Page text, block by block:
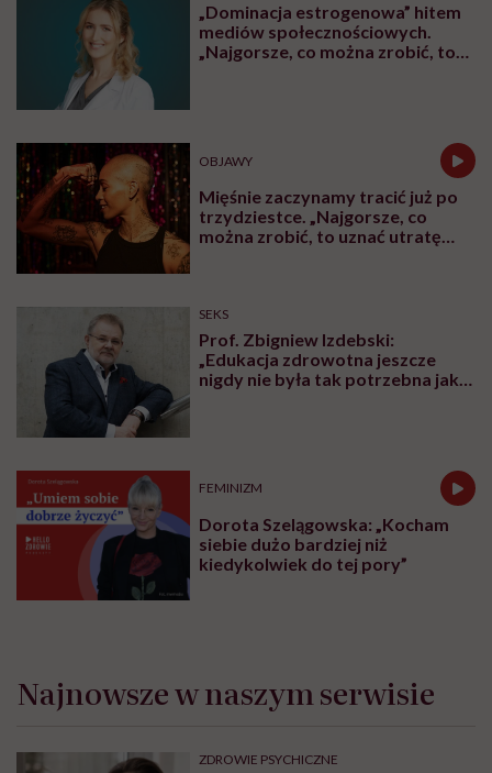
„Dominacja estrogenowa” hitem
mediów społecznościowych.
„Najgorsze, co można zrobić, to
OBJAWY
Mięśnie zaczynamy tracić już po
trzydziestce. „Najgorsze, co
można zrobić, to uznać utratę
SEKS
Prof. Zbigniew Izdebski:
„Edukacja zdrowotna jeszcze
nigdy nie była tak potrzebna jak
FEMINIZM
Dorota Szelągowska: „Kocham
siebie dużo bardziej niż
kiedykolwiek do tej pory”
Najnowsze w naszym serwisie
ZDROWIE PSYCHICZNE